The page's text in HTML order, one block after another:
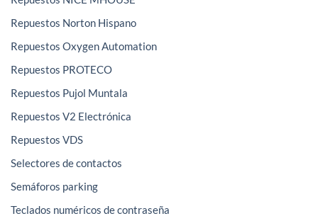
Repuestos Norton Hispano
Repuestos Oxygen Automation
Repuestos PROTECO
Repuestos Pujol Muntala
Repuestos V2 Electrónica
Repuestos VDS
Selectores de contactos
Semáforos parking
Teclados numéricos de contraseña